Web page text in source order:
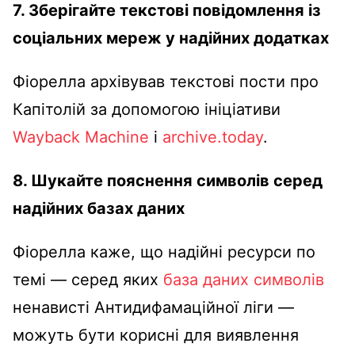
7. Зберігайте текстові повідомлення із
соціальних мереж у надійних додатках
Фіорелла архівував текстові пости про
Капітолій за допомогою ініціативи
Wayback Machine і archive.today.
8. Шукайте пояснення символів серед
надійних базах даних
Фіорелла каже, що надійні ресурси по
темі — серед яких база даних символів
ненависті Антидифамаційної ліги —
можуть бути корисні для виявлення